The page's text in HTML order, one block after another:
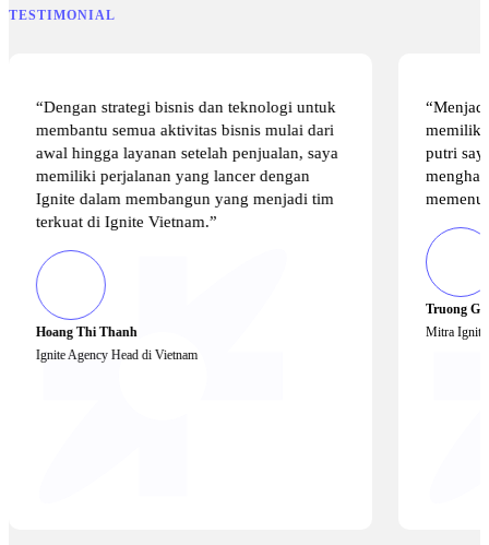
TESTIMONIAL
“Dengan strategi bisnis dan teknologi untuk
membantu semua aktivitas bisnis mulai dari
awal hingga layanan setelah penjualan, saya
memiliki perjalanan yang lancer dengan
Ignite dalam membangun yang menjadi tim
terkuat di Ignite Vietnam.”
Hoang Thi Thanh
Ignite Agency Head di Vietnam
memiliki
putri
Truong
Mitra Ignite